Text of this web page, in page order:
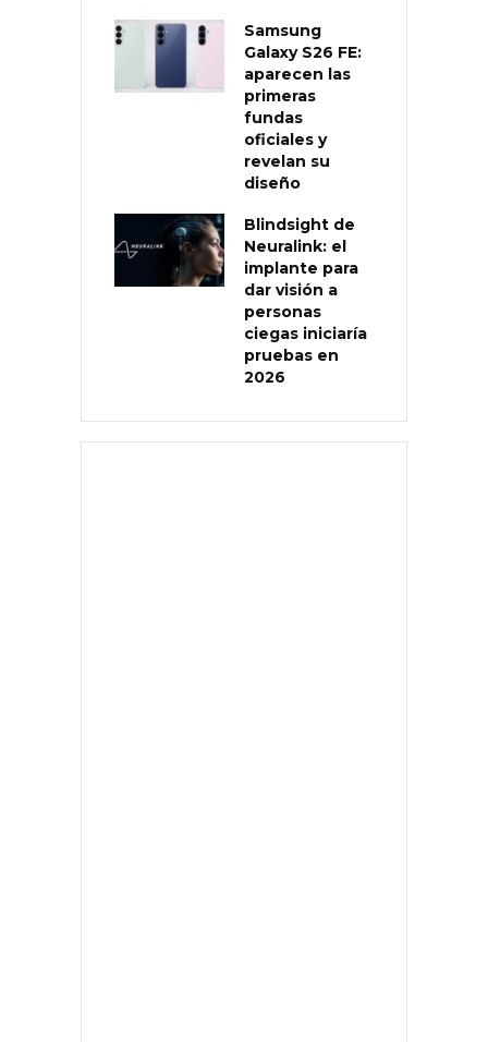
Samsung
Galaxy S26 FE:
aparecen las
primeras
fundas
oficiales y
revelan su
diseño
Blindsight de
Neuralink: el
implante para
dar visión a
personas
ciegas iniciaría
pruebas en
2026